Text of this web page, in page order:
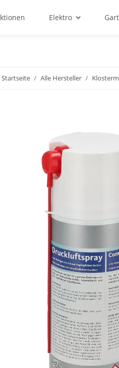
Elektro
Startseite Alle Hersteller